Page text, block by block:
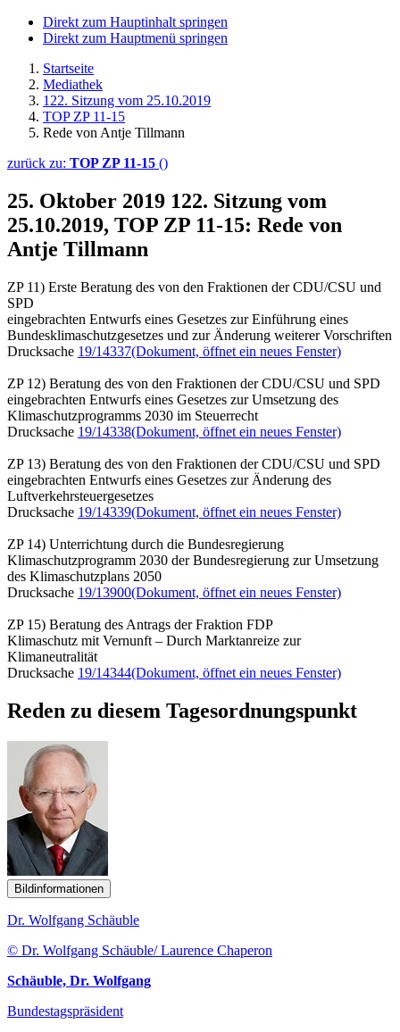
Direkt zum Hauptinhalt springen
Direkt zum Hauptmenü springen
Startseite
Mediathek
122. Sitzung vom 25.10.2019
TOP ZP 11-15
Rede von Antje Tillmann
zurück zu: TOP ZP 11-15 ()
25. Oktober 2019 122. Sitzung vom
25.10.2019, TOP ZP 11-15: Rede von
Antje Tillmann
ZP 11) Erste Beratung des von den Fraktionen der CDU/CSU und
SPD
eingebrachten Entwurfs eines Gesetzes zur Einführung eines
Bundesklimaschutzgesetzes und zur Änderung weiterer Vorschriften
Drucksache 19/14337(Dokument, öffnet ein neues Fenster)
ZP 12) Beratung des von den Fraktionen der CDU/CSU und SPD
eingebrachten Entwurfs eines Gesetzes zur Umsetzung des
Klimaschutzprogramms 2030 im Steuerrecht
Drucksache 19/14338(Dokument, öffnet ein neues Fenster)
ZP 13) Beratung des von den Fraktionen der CDU/CSU und SPD
eingebrachten Entwurfs eines Gesetzes zur Änderung des
Luftverkehrsteuergesetzes
Drucksache 19/14339(Dokument, öffnet ein neues Fenster)
ZP 14) Unterrichtung durch die Bundesregierung
Klimaschutzprogramm 2030 der Bundesregierung zur Umsetzung
des Klimaschutzplans 2050
Drucksache 19/13900(Dokument, öffnet ein neues Fenster)
ZP 15) Beratung des Antrags der Fraktion FDP
Klimaschutz mit Vernunft – Durch Marktanreize zur
Klimaneutralität
Drucksache 19/14344(Dokument, öffnet ein neues Fenster)
Reden zu diesem Tagesordnungspunkt
Bildinformationen
Dr. Wolfgang Schäuble
© Dr. Wolfgang Schäuble/ Laurence Chaperon
Schäuble, Dr. Wolfgang
Bundestagspräsident